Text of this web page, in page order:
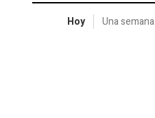
Hoy Una semana